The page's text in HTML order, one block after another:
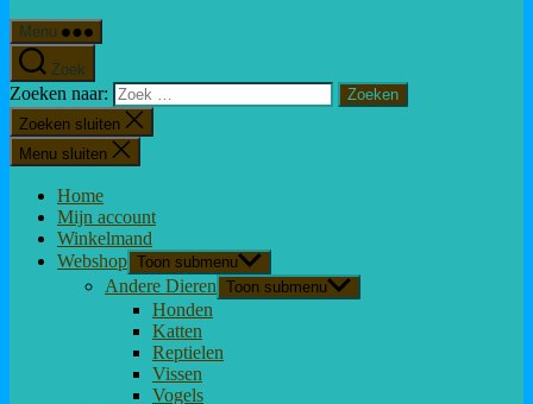
Menu
Zoek
Zoeken naar:
Zoeken sluiten
Menu sluiten
Home
Mijn account
Winkelmand
Webshop Toon submenu
Andere Dieren Toon submenu
Honden
Katten
Reptielen
Vissen
Vogels